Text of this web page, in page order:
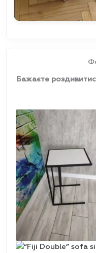
Бажаєте